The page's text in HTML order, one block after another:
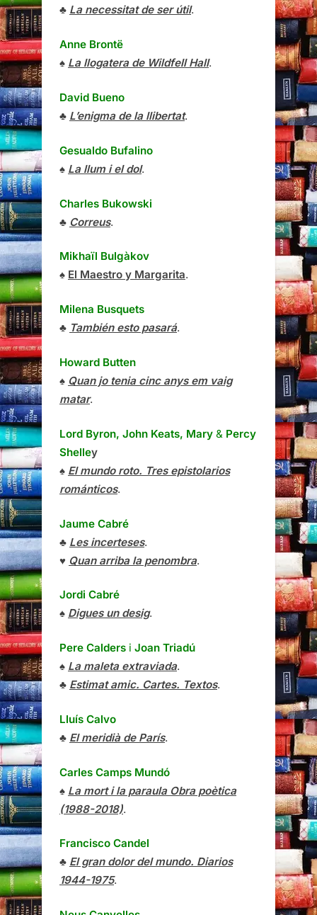
♣ La necessitat de ser útil.
Anne Brontë
♠ La llogatera de Wildfell Hall.
David Bueno
♣ L’enigma de la llibertat.
Gesualdo Bufalino
♠ La llum i el dol.
Charles Bukowski
♣ Correus.
Mikhaïl Bulgàkov
♠ El Maestro y Margarita.
Milena Busquets
♣ También esto pasará.
Howard Butten
♠ Quan jo tenia cinc anys em vaig
matar.
Lord Byron, John Keats, Mary & Percy
Shelley
♠ El mundo roto. Tres epistolarios
románticos.
Jaume Cabré
♣ Les incerteses.
♥ Quan arriba la penombra.
Jordi Cabré
♠ Digues un desig.
Pere Calders i Joan Triadú
♠ La maleta extraviada.
♣ Estimat amic. Cartes. Textos.
Lluís Calvo
♣ El meridià de París.
Carles Camps Mundó
♠ La mort i la paraula Obra poètica
(1988-2018).
Francisco Candel
♣ El gran dolor del mundo. Diarios
1944-1975.